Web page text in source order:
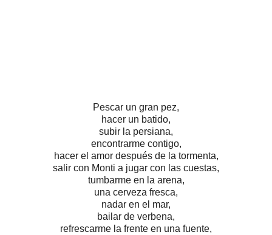
Pescar un gran pez,
hacer un batido,
subir la persiana,
encontrarme contigo,
hacer el amor después de la tormenta,
salir con Monti a jugar con las cuestas,
tumbarme en la arena,
una cerveza fresca,
nadar en el mar,
bailar de verbena,
refrescarme la frente en una fuente,